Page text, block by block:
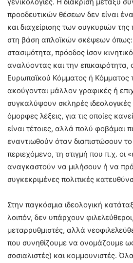
προοδευτικών θέσεων δεν είναι ένα
και διαχείρισης των συγκυριών της
στη βάση απλοϊκών σκέψεων όπως:
στασιμότητα, πρόοδος ίσον
αναλύοντας και την επικαιρότητα,
Ευρωπαϊκού Κόμματος ή Κόμματος
ακούγονται μάλλον γραφικές ή
συγκαλύψουν σκληρές ιδεολογικές
όμορφες λέξεις, για τις οποίες
είναι τέτοιες, αλλά πολύ φοβάμαι
εναντιωθούν όταν διαπιστώσουν
περιεχόμενο, τη στιγμή που π.χ. οι
αναγκαστούν να μιλήσουν ή να
συγκεκριμένες πολιτικές
Στην παγκόσμια ιδεολογική
λοιπόν, δεν υπάρχουν
μεταρρυθμιστές, αλλά
που συνηθίζουμε να ονομάζουμε
σοσιαλιστές) και κομμουνιστές.